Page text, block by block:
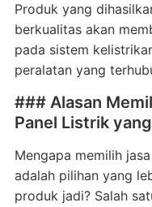
Produk yang
berkualitas akan
pada sistem
peralatan yang
### Alasan
Panel Listrik
Mengapa memilih
adalah pilihan yang
produk jadi? Salah